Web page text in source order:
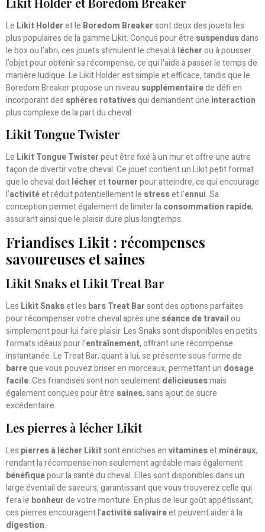
Le Likit Holderet le Boredom Breakersont deux des jouets les
plus populaires de la gamme Likit. Conçus pour être suspendusdans
le box ou l’abri, ces jouets stimulent le cheval àlécherou à pousser
l’objet pour obtenir sa récompense, ce qui l’aide à passer le temps de
manière ludique. Le Likit Holder est simple et efficace, tandis que le
Boredom Breaker propose un niveau supplémentairede défi en
incorporant des sphères rotativesqui demandent une interaction
plus complexe de la part du cheval.
Likit Tongue Twister
Le Likit Tongue Twisterpeut être fixé à un mur et offre une autre
façon de divertir votre cheval. Ce jouet contient un Likit petit format
que le cheval doitlécherettournerpour atteindre, ce qui encourage
l’activitéet réduit potentiellement le stresset l’ennui. Sa
conception permet également de limiter laconsommation rapide,
assurant ainsi que le plaisir dure plus longtemps.
Friandises Likit : récompenses
savoureuses et saines
Likit Snaks et Likit Treat Bar
Les Likit Snakset les bars Treat Barsont des options parfaites
pour récompenser votre cheval après une séance de travailou
simplement pour lui faire plaisir. Les Snaks sont disponibles en petits
formats idéaux pour l’entraînement, offrant une récompense
instantanée. Le Treat Bar, quant à lui, se présente sous forme de
barreque vous pouvez briser en morceaux, permettant un dosage
facile. Ces friandises sont non seulementdélicieusesmais
également conçues pour être saines, sans ajout de sucre
excédentaire.
Les pierres à lécher Likit
Les pierres à lécher Likitsont enrichies envitaminesetminéraux,
rendant la récompense non seulement agréable mais également
bénéfiquepour la santé du cheval. Elles sont disponibles dans un
large éventail de saveurs, garantissant que vous trouverez celle qui
fera le bonheurde votre monture. En plus de leur goût appétissant,
ces pierres encouragent l’activité salivaireet peuvent aider à la
digestion.